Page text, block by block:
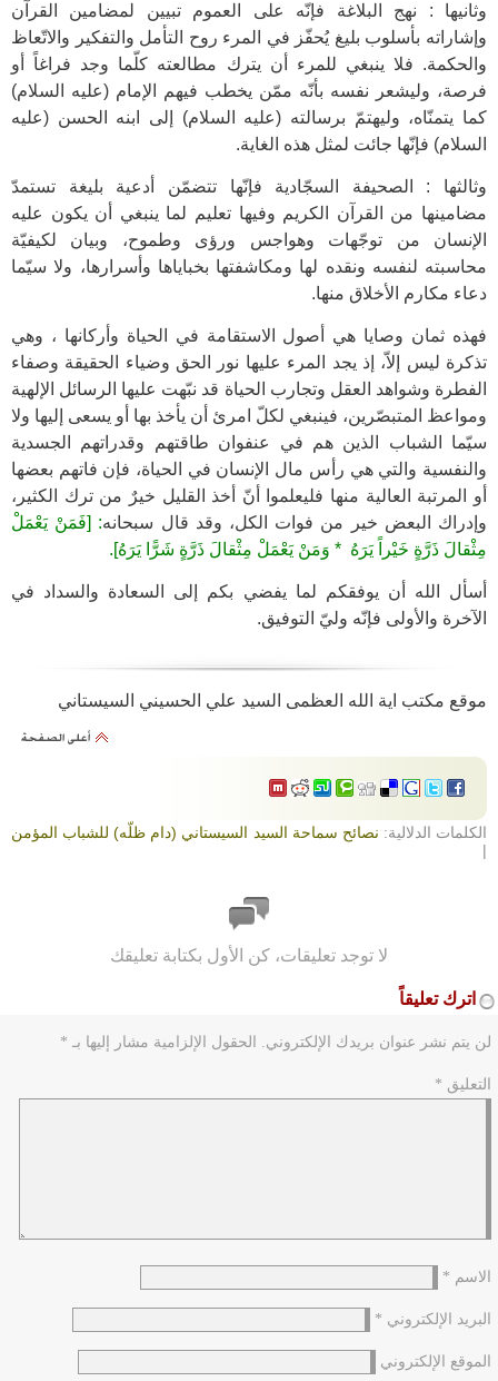
وثانيها : نهج البلاغة فإنّه على العموم تبيين لمضامين القرآن
وإشاراته بأسلوب بليغ يُحفّز في المرء روح التأمل والتفكير والاتّعاظ
والحكمة. فلا ينبغي للمرء أن يترك مطالعته كلّما وجد فراغاً أو
فرصة، وليشعر نفسه بأنّه ممّن يخطب فيهم الإمام (عليه السلام)
كما يتمنّاه، وليهتمّ برسالته (عليه السلام) إلى ابنه الحسن (عليه
السلام) فإنّها جائت لمثل هذه الغاية.
وثالثها : الصحيفة السجّادية فإنّها تتضمّن أدعية بليغة تستمدّ
مضامينها من القرآن الكريم وفيها تعليم لما ينبغي أن يكون عليه
الإنسان من توجّهات وهواجس ورؤى وطموح، وبيان لكيفيّة
محاسبته لنفسه ونقده لها ومكاشفتها بخباياها وأسرارها، ولا سيّما
دعاء مكارم الأخلاق منها.
فهذه ثمان وصايا هي أصول الاستقامة في الحياة وأركانها ، وهي
تذكرة ليس إلاّ، إذ يجد المرء عليها نور الحق وضياء الحقيقة وصفاء
الفطرة وشواهد العقل وتجارب الحياة قد نبّهت عليها الرسائل الإلهية
ومواعظ المتبصّرين، فينبغي لكلّ امرئ أن يأخذ بها أو يسعى إليها ولا
سيّما الشباب الذين هم في عنفوان طاقتهم وقدراتهم الجسدية
والنفسية والتي هي رأس مال الإنسان في الحياة، فإن فاتهم بعضها
أو المرتبة العالية منها فليعلموا أنّ أخذ القليل خيرٌ من ترك الكثير،
وإدراك البعض خير من فوات الكل، وقد قال سبحانه: [فَمَنْ يَعْمَلْ
مِثْقالَ ذَرَّةٍ خَيْراً يَرَهُ * وَمَنْ يَعْمَلْ مِثْقالَ ذَرَّةٍ شَرًّا يَرَهُ].
أسأل الله أن يوفقكم لما يفضي بكم إلى السعادة والسداد في
الآخرة والأولى فإنّه وليّ التوفيق.
موقع مكتب اية الله العظمى السيد علي الحسيني السيستاني
الكلمات الدلالية: نصائح سماحة السيد السيستاني (دام ظلّه) للشباب المؤمن
|
لا توجد تعليقات، كن الأول بكتابة تعليقك
اترك تعليقاً
لن يتم نشر عنوان بريدك الإلكتروني. الحقول الإلزامية مشار إليها بـ *
التعليق *
الاسم *
البريد الإلكتروني *
الموقع الإلكتروني